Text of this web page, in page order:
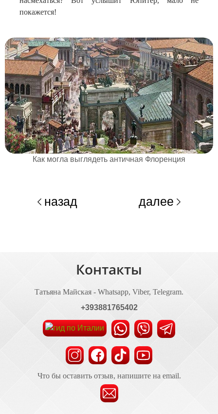
покажется!
Как могла выглядеть античная Флоренция
назад далее
Контакты
Татьяна Майская - Whatsapp, Viber, Telegram.
+393881765402
Что бы оставить отзыв, напишите на email.